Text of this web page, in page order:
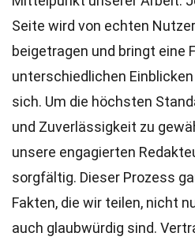
Seite wird von echten
beigetragen und bringt eine
unterschiedlichen
sich. Um die höchsten
und Zuverlässigkeit zu
unsere engagierten
sorgfältig. Dieser Prozess
Fakten, die wir teilen, nicht
auch glaubwürdig sind.